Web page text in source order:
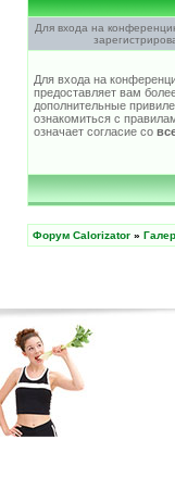
Для входа на
Для входа на
предоставляет вам
дополнительные
ознакомиться с
означает согласие со
Форум Calorizator »